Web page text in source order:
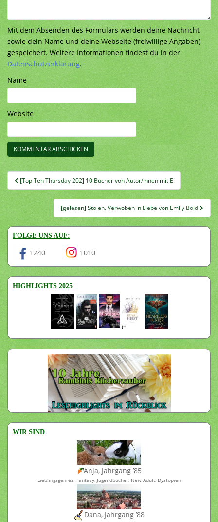
Mit dem Absenden des Formulars werden deine Nachricht
sowie dein Name und deine Webseite (freiwillige Angaben)
gespeichert. Weitere Informationen findest du in der
Datenschutzerklärung.
Name
Website
Beitragsnavigation
[Top Ten Thursday 202] 10 Bücher von Autor/innen mit E
[gelesen] Stolen. Verwoben in Liebe von Emily Bold
FOLGE UNS AUF:
1240 1010
HIGHLIGHTS 2025
WIR SIND
Anja, Jahrgang ’85
Lieblingsgenres: Fantasy, Jugendbücher, New Adult, Dystopien
Dana, Jahrgang ’88